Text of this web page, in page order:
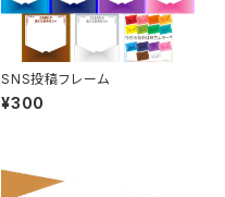
SNS投稿フレーム
¥300